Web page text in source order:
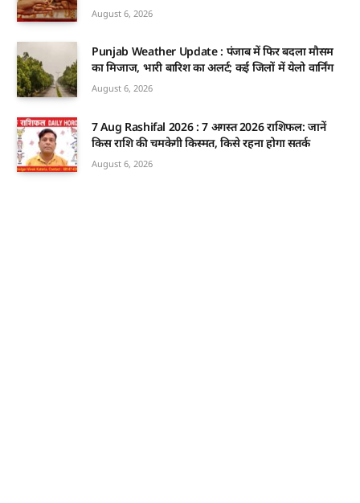
August 6, 2026
Punjab Weather Update : पंजाब में फिर बदला मौसम
का मिजाज, भारी बारिश का अलर्ट; कई जिलों में येलो वार्निंग
August 6, 2026
7 Aug Rashifal 2026 : 7 अगस्त 2026 राशिफल: जानें
किस राशि की चमकेगी किस्मत, किसे रहना होगा सतर्क
August 6, 2026